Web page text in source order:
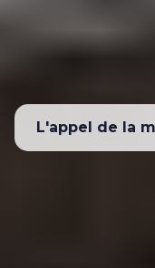
L'appel de la